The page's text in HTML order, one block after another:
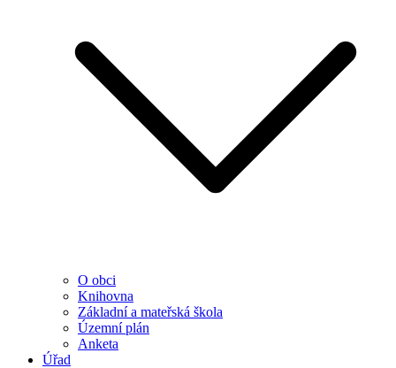
O obci
Knihovna
Základní a mateřská škola
Územní plán
Anketa
Úřad